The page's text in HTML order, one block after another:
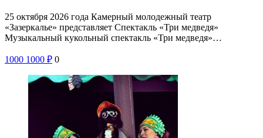
25 октября 2026 года Камерный молодежный театр
«Зазеркалье» представляет Спектакль «Три медведя»
Музыкальный кукольный спектакль «Три медведя»…
1000 1000 ₽ 0